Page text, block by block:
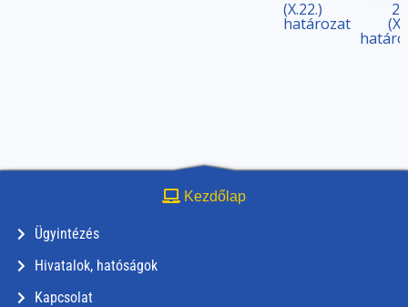
(X.22.)
határozat
Kezdőlap
Ügyintézés
Hivatalok, hatóságok
Kapcsolat